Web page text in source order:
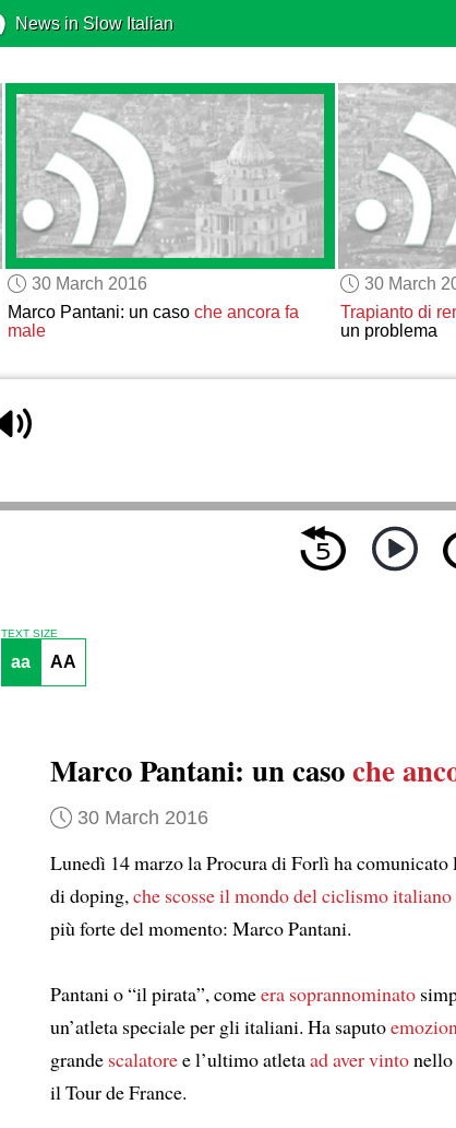
News in Slow Italian
30 March 2016
Marco Pantani: un caso che ancora fa
male
30 March
Trapianto di
un problema
TEXT SIZE
aa AA
Marco Pantani: un casoche
30 March 2016
Lunedì 14 marzo la Procura di Forlì ha comunicato
di doping, che scosse il mondo del ciclismo italiano
più forte del momento: Marco Pantani.
Pantani o “il pirata”, comeera soprannominato
un’atleta speciale per gli italiani. Ha saputo
grande scalatoree l’ultimo atletaad aver vintonello
il Tour de France.